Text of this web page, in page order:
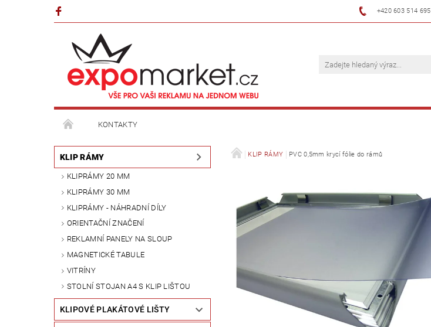
+420 603 514 695
KONTAKTY
KLIP RÁMY
KLIPRÁMY 20 MM
KLIPRÁMY 30 MM
KLIPRÁMY - NÁHRADNÍ DÍLY
ORIENTAČNÍ ZNAČENÍ
REKLAMNÍ PANELY NA SLOUP
MAGNETICKÉ TABULE
VITRÍNY
STOLNÍ STOJAN A4 S KLIP LIŠTOU
KLIPOVÉ PLAKÁTOVÉ LIŠTY
KLIP RÁMY PVC 0,5mm krycí fólie do rámů